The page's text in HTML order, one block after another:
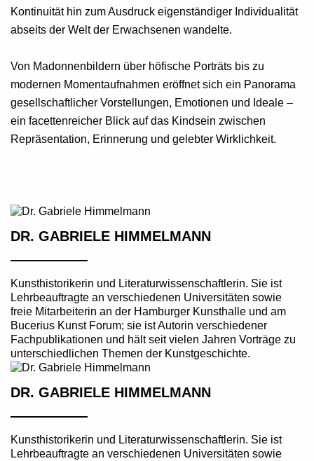
Kontinuität hin zum Ausdruck eigenständiger Individualität
abseits der Welt der Erwachsenen wandelte.
Von Madonnenbildern über höfische Porträts bis zu
modernen Momentaufnahmen eröffnet sich ein Panorama
gesellschaftlicher Vorstellungen, Emotionen und Ideale –
ein facettenreicher Blick auf das Kindsein zwischen
Repräsentation, Erinnerung und gelebter Wirklichkeit.
DR. GABRIELE HIMMELMANN
Kunsthistorikerin und Literaturwissenschaftlerin. Sie ist
Lehrbeauftragte an verschiedenen Universitäten sowie
freie Mitarbeiterin an der Hamburger Kunsthalle und am
Bucerius Kunst Forum; sie ist Autorin verschiedener
Fachpublikationen und hält seit vielen Jahren Vorträge zu
unterschiedlichen Themen der Kunstgeschichte.
DR. GABRIELE HIMMELMANN
Kunsthistorikerin und Literaturwissenschaftlerin. Sie ist
Lehrbeauftragte an verschiedenen Universitäten sowie